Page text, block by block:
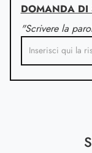
DOMANDA DI
"Scrivere la